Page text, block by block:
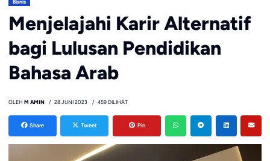
Bisnis
Menjelajahi Karir Alternatif
bagi Lulusan Pendidikan
Bahasa Arab
OLEH M AMIN 28 JUNI 2023 459 DILIHAT
Share Tweet Pin